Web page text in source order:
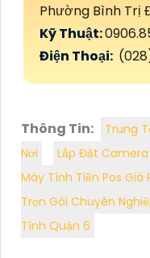
Phường Bình Trị
Kỹ Thuật:
Điện Thoại:
Thông Tin:
Trung
Nơi
Lắp Đặt
Máy Tính Tiền Pos Giá
Trọn Gói Chuyên
Tính Quận 6